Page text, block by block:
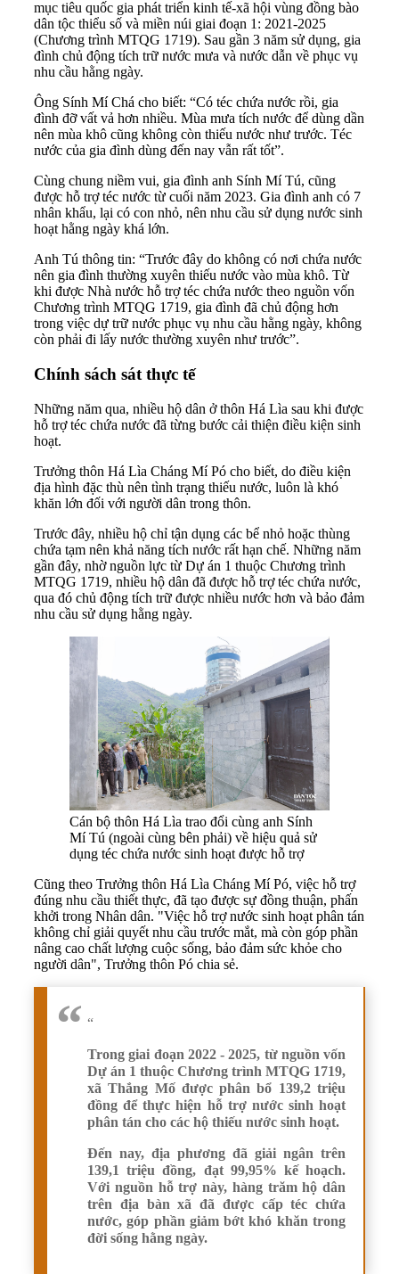
mục tiêu quốc gia phát triển kinh tế-xã hội vùng đồng bào
dân tộc thiểu số và miền núi giai đoạn 1: 2021-2025
(Chương trình MTQG 1719). Sau gần 3 năm sử dụng, gia
đình chủ động tích trữ nước mưa và nước dẫn về phục vụ
nhu cầu hằng ngày.
Ông Sính Mí Chá cho biết: “Có téc chứa nước rồi, gia
đình đỡ vất vả hơn nhiều. Mùa mưa tích nước để dùng dần
nên mùa khô cũng không còn thiếu nước như trước. Téc
nước của gia đình dùng đến nay vẫn rất tốt”.
Cùng chung niềm vui, gia đình anh Sính Mí Tú, cũng
được hỗ trợ téc nước từ cuối năm 2023. Gia đình anh có 7
nhân khẩu, lại có con nhỏ, nên nhu cầu sử dụng nước sinh
hoạt hằng ngày khá lớn.
Anh Tú thông tin: “Trước đây do không có nơi chứa nước
nên gia đình thường xuyên thiếu nước vào mùa khô. Từ
khi được Nhà nước hỗ trợ téc chứa nước theo nguồn vốn
Chương trình MTQG 1719, gia đình đã chủ động hơn
trong việc dự trữ nước phục vụ nhu cầu hằng ngày, không
còn phải đi lấy nước thường xuyên như trước”.
Chính sách sát thực tế
Những năm qua, nhiều hộ dân ở thôn Há Lìa sau khi được
hỗ trợ téc chứa nước đã từng bước cải thiện điều kiện sinh
hoạt.
Trưởng thôn Há Lìa Cháng Mí Pó cho biết, do điều kiện
địa hình đặc thù nên tình trạng thiếu nước, luôn là khó
khăn lớn đối với người dân trong thôn.
Trước đây, nhiều hộ chỉ tận dụng các bể nhỏ hoặc thùng
chứa tạm nên khả năng tích nước rất hạn chế. Những năm
gần đây, nhờ nguồn lực từ Dự án 1 thuộc Chương trình
MTQG 1719, nhiều hộ dân đã được hỗ trợ téc chứa nước,
qua đó chủ động tích trữ được nhiều nước hơn và bảo đảm
nhu cầu sử dụng hằng ngày.
Cán bộ thôn Há Lìa trao đổi cùng anh Sính
Mí Tú (ngoài cùng bên phải) về hiệu quả sử
dụng téc chứa nước sinh hoạt được hỗ trợ
Cũng theo Trưởng thôn Há Lìa Cháng Mí Pó, việc hỗ trợ
đúng nhu cầu thiết thực, đã tạo được sự đồng thuận, phấn
khởi trong Nhân dân. "Việc hỗ trợ nước sinh hoạt phân tán
không chỉ giải quyết nhu cầu trước mắt, mà còn góp phần
nâng cao chất lượng cuộc sống, bảo đảm sức khỏe cho
người dân", Trưởng thôn Pó chia sẻ.
“
Trong giai đoạn 2022 - 2025, từ nguồn vốn
Dự án 1 thuộc Chương trình MTQG 1719,
xã Thắng Mố được phân bổ 139,2 triệu
đồng để thực hiện hỗ trợ nước sinh hoạt
phân tán cho các hộ thiếu nước sinh hoạt.
Đến nay, địa phương đã giải ngân trên
139,1 triệu đồng, đạt 99,95% kế hoạch.
Với nguồn hỗ trợ này, hàng trăm hộ dân
trên địa bàn xã đã được cấp téc chứa
nước, góp phần giảm bớt khó khăn trong
đời sống hằng ngày.